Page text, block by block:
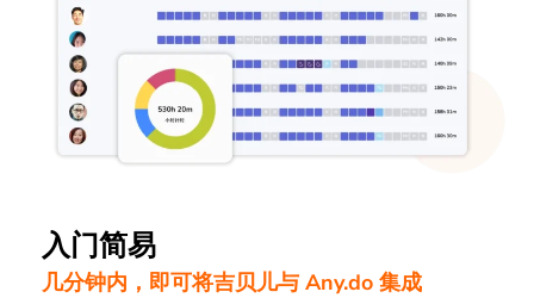
入门简易
几分钟内，即可将吉贝儿与 Any.do 集成